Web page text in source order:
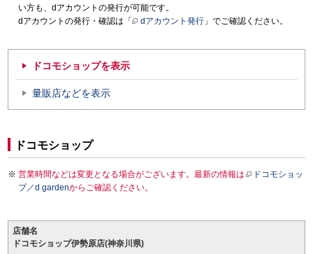
い方も、dアカウントの発行が可能です。
dアカウントの発行・確認は「
dアカウント発行 」でご確認ください。
ドコモショップを表示
量販店などを表示
ドコモショップ
営業時間などは変更となる場合がございます。最新の情報は
ドコモショッ
プ／d gardenからご確認ください。
店舗名
ドコモショップ伊勢原店(神奈川県)